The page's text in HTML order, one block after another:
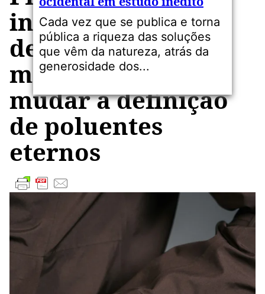
independentes
denunciam
manobras para
mudar a definição
de poluentes
eternos
Cada vez que se publica e torna
pública a riqueza das soluções
que vêm da natureza, atrás da
generosidade dos...